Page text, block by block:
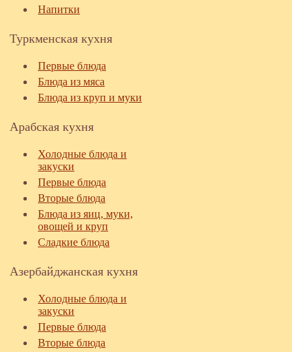
Напитки
Туркменская кухня
Первые блюда
Блюда из мяса
Блюда из круп и муки
Арабская кухня
Холодные блюда и
закуски
Первые блюда
Вторые блюда
Блюда из яиц, муки,
овощей и круп
Сладкие блюда
Азербайджанская кухня
Холодные блюда и
закуски
Первые блюда
Вторые блюда